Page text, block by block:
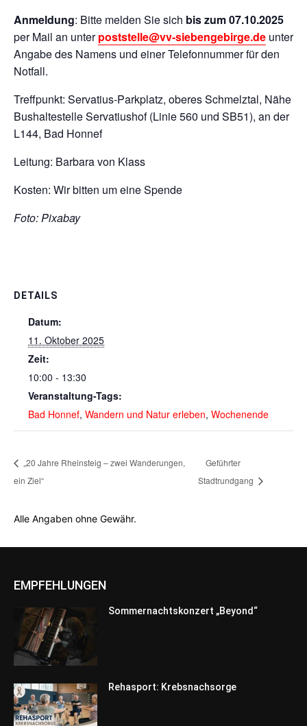
Anmeldung: Bitte melden Sie sich bis zum 07.10.2025
per Mail an unterpoststelle@vv-siebengebirge.de unter
Angabe des Namens und einer Telefonnummer für den
Notfall.
Treffpunkt: Servatius-Parkplatz, oberes Schmelztal, Nähe
Bushaltestelle Servatiushof (Linie 560 und SB51), an der
L144, Bad Honnef
Leitung: Barbara von Klass
Kosten: Wir bitten um eine Spende
Foto: Pixabay
DETAILS
Datum:
11. Oktober 2025
Zeit:
10:00 - 13:30
Veranstaltung-Tags:
Bad Honnef, Wandern und Natur erleben, Wochenende
„20 Jahre Rheinsteig – zwei Wanderungen,
ein Ziel“
Geführter
Stadtrundgang
Alle Angaben ohne Gewähr.
EMPFEHLUNGEN
Sommernachtskonzert „Beyond“
Rehasport: Krebsnachsorge